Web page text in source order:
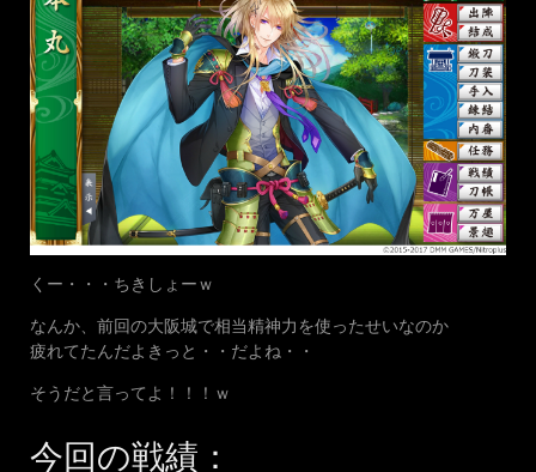
くー・・・ちきしょーｗ
なんか、前回の大阪城で相当精神力を使ったせいなのか
疲れてたんだよきっと・・だよね・・
そうだと言ってよ！！！ｗ
今回の戦績：